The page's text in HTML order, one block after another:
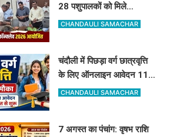
28 पशुपालकों को मिले
सेलेक्शन लेटर, नंद बाबा मिशन
CHANDAULI SAMACHAR
चंदौली में पिछड़ा वर्ग छात्रवृत्ति
के लिए ऑनलाइन आवेदन 11
अगस्त से शुरू, देखें पूरा शेड्यूल
CHANDAULI SAMACHAR
7 अगस्त का पंचांग: वृषभ राशि